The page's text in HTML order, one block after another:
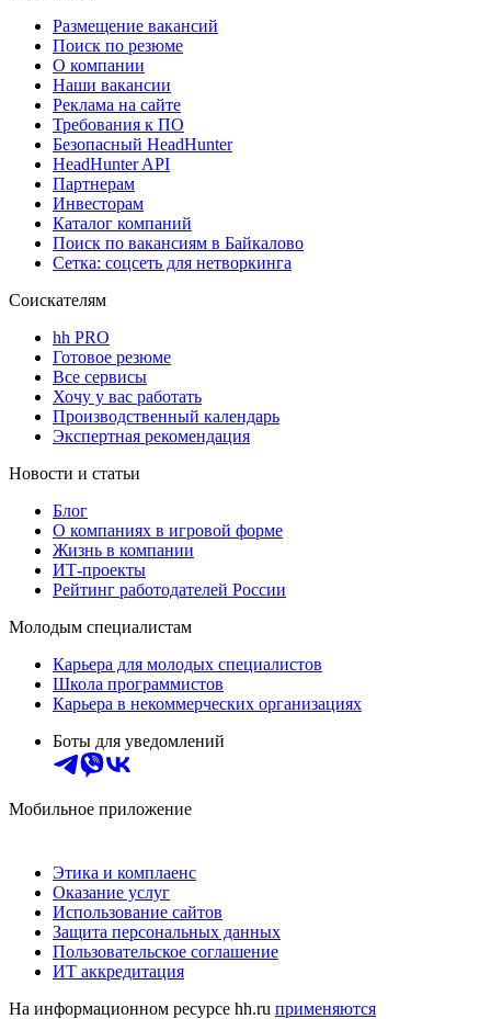
Размещение вакансий
Поиск по резюме
О компании
Наши вакансии
Реклама на сайте
Требования к ПО
Безопасный HeadHunter
HeadHunter API
Партнерам
Инвесторам
Каталог компаний
Поиск по вакансиям в Байкалово
Сетка: соцсеть для нетворкинга
Соискателям
hh PRO
Готовое резюме
Все сервисы
Хочу у вас работать
Производственный календарь
Экспертная рекомендация
Новости и статьи
Блог
О компаниях в игровой форме
Жизнь в компании
ИТ-проекты
Рейтинг работодателей России
Молодым специалистам
Карьера для молодых специалистов
Школа программистов
Карьера в некоммерческих организациях
Боты для уведомлений
Мобильное приложение
Этика и комплаенс
Оказание услуг
Использование сайтов
Защита персональных данных
Пользовательское соглашение
ИТ аккредитация
На информационном ресурсе hh.ru применяются